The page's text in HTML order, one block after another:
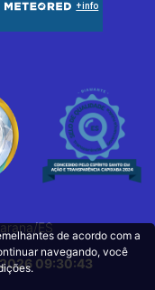
ES
09:30:43
de acordo com a
navegando, você